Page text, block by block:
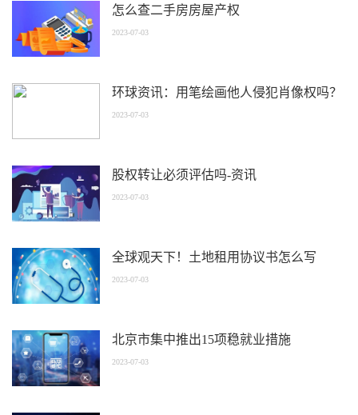
怎么查二手房房屋产权
2023-07-03
环球资讯：用笔绘画他人侵犯肖像权吗？
2023-07-03
股权转让必须评估吗-资讯
2023-07-03
全球观天下！土地租用协议书怎么写
2023-07-03
北京市集中推出15项稳就业措施
2023-07-03